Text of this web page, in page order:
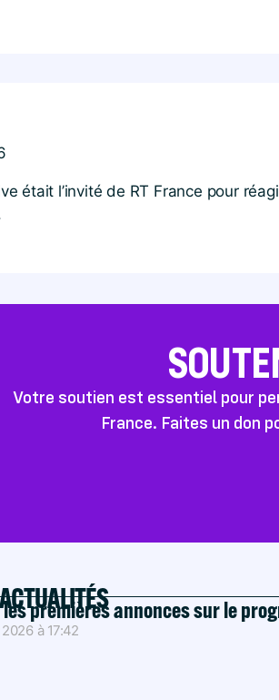
était l’invité de RT France pour
Votre soutien est essentiel pour
France. Faites un don
premières annonces sur le
à 17:42